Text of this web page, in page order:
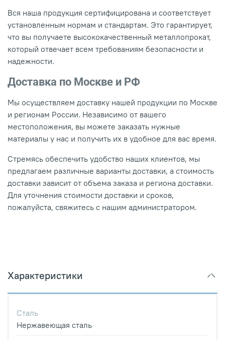
Вся наша продукция сертифицирована и соответствует
установленным нормам и стандартам. Это гарантирует,
что вы получаете высококачественный металлопрокат,
который отвечает всем требованиям безопасности и
надежности.
Доставка по Москве и РФ
Мы осуществляем доставку нашей продукции по Москве
и регионам России. Независимо от вашего
местоположения, вы можете заказать нужные
материалы у нас и получить их в удобное для вас время.
Стремясь обеспечить удобство наших клиентов, мы
предлагаем различные варианты доставки, а стоимость
доставки зависит от объема заказа и региона доставки.
Для уточнения стоимости доставки и сроков,
пожалуйста, свяжитесь с нашим администратором.
Характеристики
Сталь
Нержавеющая сталь